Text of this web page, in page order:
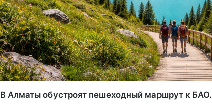
В Алматы обустроят пешеходный маршрут к БАО.